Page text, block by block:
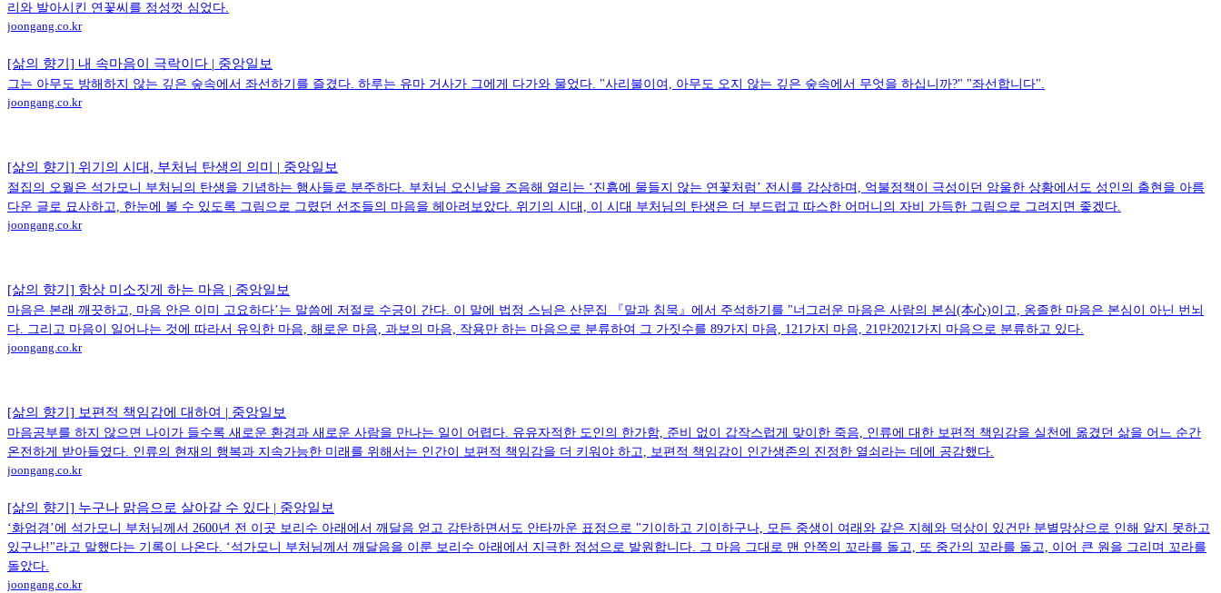
리와 발아시킨 연꽃씨를 정성껏 심었다.
joongang.co.kr
[삶의 향기] 내 속마음이 극락이다 | 중앙일보
그는 아무도 방해하지 않는 깊은 숲속에서 좌선하기를 즐겼다. 하루는 유마 거사가 그에게 다가와 물었다. "사리불이여, 아무도 오지 않는 깊은 숲속에서 무엇을 하십니까?" "좌선합니다".
joongang.co.kr
[삶의 향기] 위기의 시대, 부처님 탄생의 의미 | 중앙일보
절집의 오월은 석가모니 부처님의 탄생을 기념하는 행사들로 분주하다. 부처님 오신날을 즈음해 열리는 ‘진흙에 물들지 않는 연꽃처럼’ 전시를 감상하며, 억불정책이 극성이던 암울한 상황에서도 성인의 출현을 아름
다운 글로 묘사하고, 한눈에 볼 수 있도록 그림으로 그렸던 선조들의 마음을 헤아려보았다. 위기의 시대, 이 시대 부처님의 탄생은 더 부드럽고 따스한 어머니의 자비 가득한 그림으로 그려지면 좋겠다.
joongang.co.kr
[삶의 향기] 항상 미소짓게 하는 마음 | 중앙일보
마음은 본래 깨끗하고, 마음 안은 이미 고요하다’는 말씀에 저절로 수긍이 간다. 이 말에 법정 스님은 산문집 『말과 침묵』에서 주석하기를 "너그러운 마음은 사람의 본심(本心)이고, 옹졸한 마음은 본심이 아닌 번뇌
다. 그리고 마음이 일어나는 것에 따라서 유익한 마음, 해로운 마음, 과보의 마음, 작용만 하는 마음으로 분류하여 그 가짓수를 89가지 마음, 121가지 마음, 21만2021가지 마음으로 분류하고 있다.
joongang.co.kr
[삶의 향기] 보편적 책임감에 대하여 | 중앙일보
마음공부를 하지 않으면 나이가 들수록 새로운 환경과 새로운 사람을 만나는 일이 어렵다. 유유자적한 도인의 한가함, 준비 없이 갑작스럽게 맞이한 죽음, 인류에 대한 보편적 책임감을 실천에 옮겼던 삶을 어느 순간
온전하게 받아들였다. 인류의 현재의 행복과 지속가능한 미래를 위해서는 인간이 보편적 책임감을 더 키워야 하고, 보편적 책임감이 인간생존의 진정한 열쇠라는 데에 공감했다.
joongang.co.kr
[삶의 향기] 누구나 맑음으로 살아갈 수 있다 | 중앙일보
‘화엄경’에 석가모니 부처님께서 2600년 전 이곳 보리수 아래에서 깨달음 얻고 감탄하면서도 안타까운 표정으로 "기이하고 기이하구나, 모든 중생이 여래와 같은 지혜와 덕상이 있건만 분별망상으로 인해 알지 못하고
있구나!"라고 말했다는 기록이 나온다. ‘석가모니 부처님께서 깨달음을 이룬 보리수 아래에서 지극한 정성으로 발원합니다. 그 마음 그대로 맨 안쪽의 꼬라를 돌고, 또 중간의 꼬라를 돌고, 이어 큰 원을 그리며 꼬라를
돌았다.
joongang.co.kr